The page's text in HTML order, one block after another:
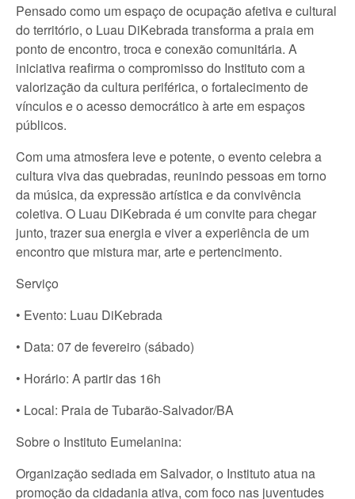
Pensado como um espaço de ocupação afetiva e cultural
do território, o Luau DiKebrada transforma a praia em
ponto de encontro, troca e conexão comunitária. A
iniciativa reafirma o compromisso do Instituto com a
valorização da cultura periférica, o fortalecimento de
vínculos e o acesso democrático à arte em espaços
públicos.
Com uma atmosfera leve e potente, o evento celebra a
cultura viva das quebradas, reunindo pessoas em torno
da música, da expressão artística e da convivência
coletiva. O Luau DiKebrada é um convite para chegar
junto, trazer sua energia e viver a experiência de um
encontro que mistura mar, arte e pertencimento.
Serviço
• Evento: Luau DiKebrada
• Data: 07 de fevereiro (sábado)
• Horário: A partir das 16h
• Local: Praia de Tubarão-Salvador/BA
Sobre o Instituto Eumelanina:
Organização sediada em Salvador, o Instituto atua na
promoção da cidadania ativa, com foco nas juventudes